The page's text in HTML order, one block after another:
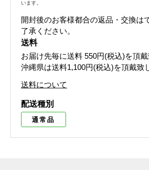
います。
開封後のお客様都合の返品・交換は
了承ください。
送料
お届け先毎に送料 550円(税込)を頂戴
沖縄県は送料1,100円(税込)を頂戴致
送料について
配送種別
通常品